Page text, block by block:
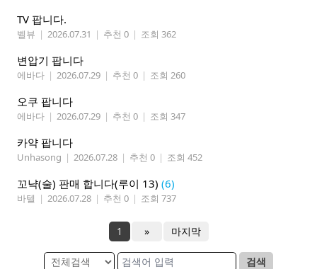
TV 팝니다.
벨뷰 | 2026.07.31 | 추천 0 | 조회 362
변압기 팝니다
에바다 | 2026.07.29 | 추천 0 | 조회 260
오쿠 팝니다
에바다 | 2026.07.29 | 추천 0 | 조회 347
카약 팝니다
Unhasong | 2026.07.28 | 추천 0 | 조회 452
꼬냑(술) 판매 합니다(루이 13) (6)
바텔 | 2026.07.28 | 추천 0 | 조회 737
1 » 마지막
검색